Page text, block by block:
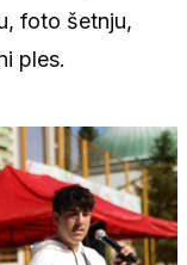
foto šetnju,
ples.